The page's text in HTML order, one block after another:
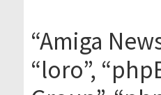
“Amiga
“loro”,